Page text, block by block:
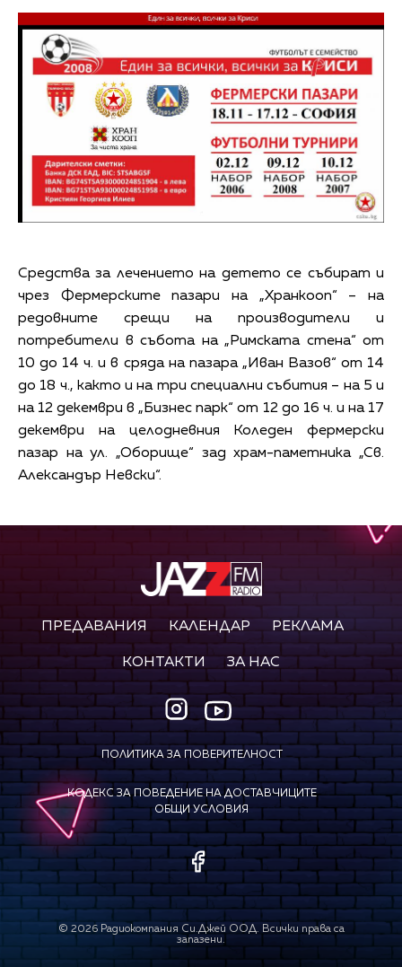
Средства за лечението на детето се събират и
чрез Фермерските пазари на „Хранкооп“ – на
редовните срещи на производители и
потребители в събота на „Римската стена“ от
10 до 14 ч. и в сряда на пазара „Иван Вазов“ от 14
до 18 ч., както и на три специални събития – на 5 и
на 12 декември в „Бизнес парк“ от 12 до 16 ч. и на 17
декември на целодневния Коледен фермерски
пазар на ул. „Оборище“ зад храм-паметника „Св.
Александър Невски“.
ПРЕДАВАНИЯ КАЛЕНДАР РЕКЛАМА
КОНТАКТИ ЗА НАС
ПОЛИТИКА ЗА ПОВЕРИТЕЛНОСТ
КОДЕКС ЗА ПОВЕДЕНИЕ НА ДОСТАВЧИЦИТЕ
ОБЩИ УСЛОВИЯ
© 2026Радиокомпания Си.Джей ООД. Всички права са
запазени.